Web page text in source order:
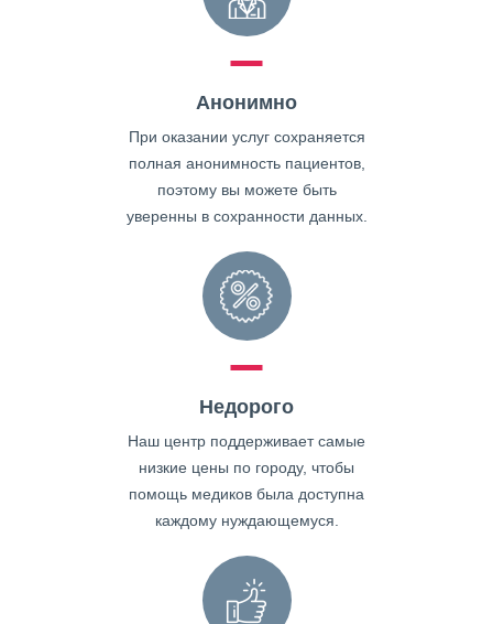
Анонимно
При оказании услуг сохраняется
полная анонимность пациентов,
поэтому вы можете быть
уверенны в сохранности данных.
Недорого
Наш центр поддерживает самые
низкие цены по городу, чтобы
помощь медиков была доступна
каждому нуждающемуся.